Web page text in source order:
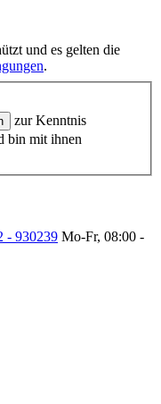
und es gelten die
.
zur Kenntnis
bin mit ihnen
- 930239 Mo-Fr, 08:00 -